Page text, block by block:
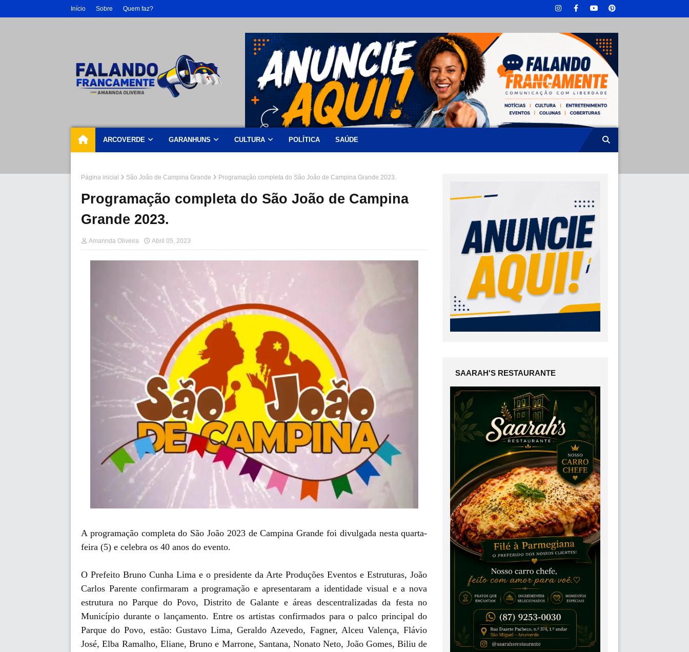
Início Sobre Quem faz?
ARCOVERDE GARANHUNS CULTURA POLÍTICA SAÚDE
Página inicial São João de Campina Grande Programação completa do São João de Campina Grande 2023.
Programação completa do São João de Campina
Grande 2023.
Amannda Oliveira Abril 05, 2023
A programação completa do São João 2023 de Campina Grande foi divulgada nesta quarta-
feira (5) e celebra os 40 anos do evento.
O Prefeito Bruno Cunha Lima e o presidente da Arte Produções Eventos e Estruturas, João
Carlos Parente confirmaram a programação e apresentaram a identidade visual e a nova
estrutura no Parque do Povo, Distrito de Galante e áreas descentralizadas da festa no
Município durante o lançamento. Entre os artistas confirmados para o palco principal do
Parque do Povo, estão: Gustavo Lima, Geraldo Azevedo, Fagner, Alceu Valença, Flávio
José, Elba Ramalho, Eliane, Bruno e Marrone, Santana, Nonato Neto, João Gomes, Biliu de
SAARAH'S RESTAURANTE